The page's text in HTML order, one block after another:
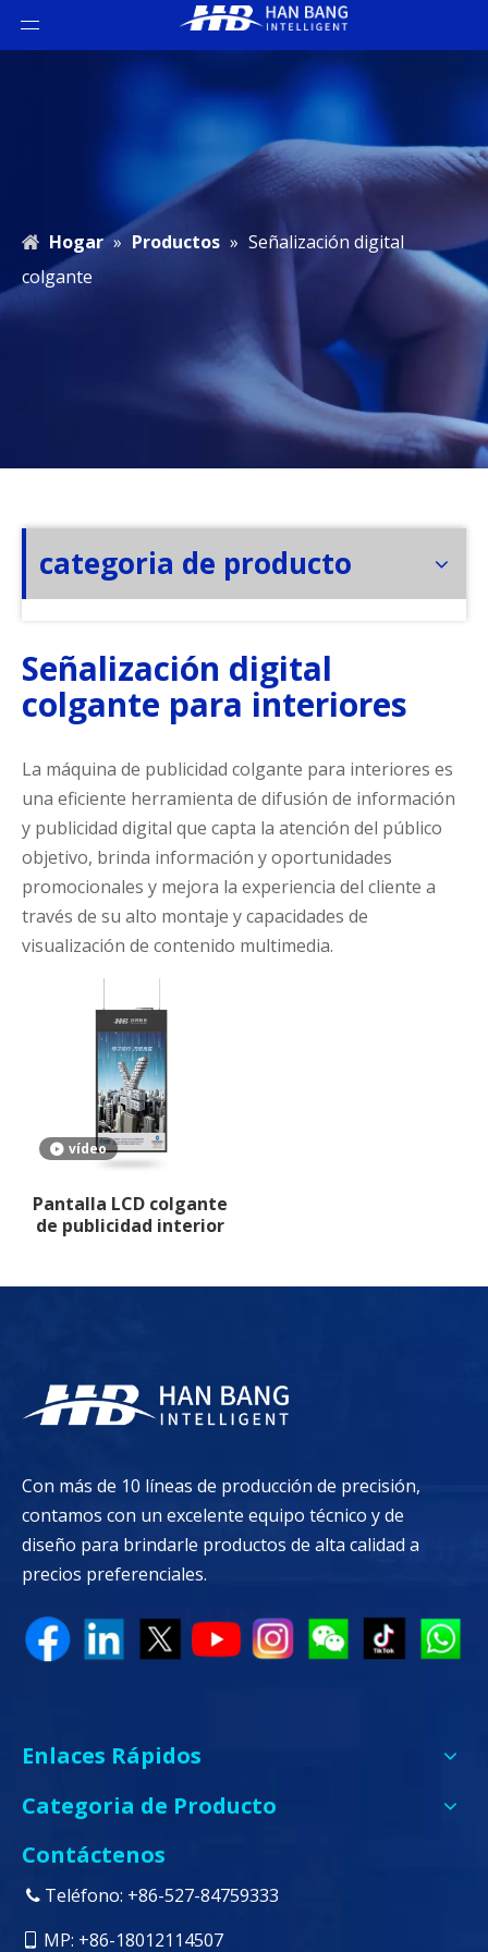
Hogar » Productos » Señalización digital
colgante
categoria de producto
Señalización digital
colgante para interiores
La máquina de publicidad colgante para interiores es
una eficiente herramienta de difusión de información
y publicidad digital que capta la atención del público
objetivo, brinda información y oportunidades
promocionales y mejora la experiencia del cliente a
través de su alto montaje y capacidades de
visualización de contenido multimedia.
vídeo
Pantalla LCD colgante
de publicidad interior
Con más de 10 líneas de producción de precisión,
contamos con un excelente equipo técnico y de
diseño para brindarle productos de alta calidad a
precios preferenciales.
Enlaces Rápidos
Categoria de Producto
Contáctenos
 Teléfono: +86-527-84759333
MP: +86-18012114507